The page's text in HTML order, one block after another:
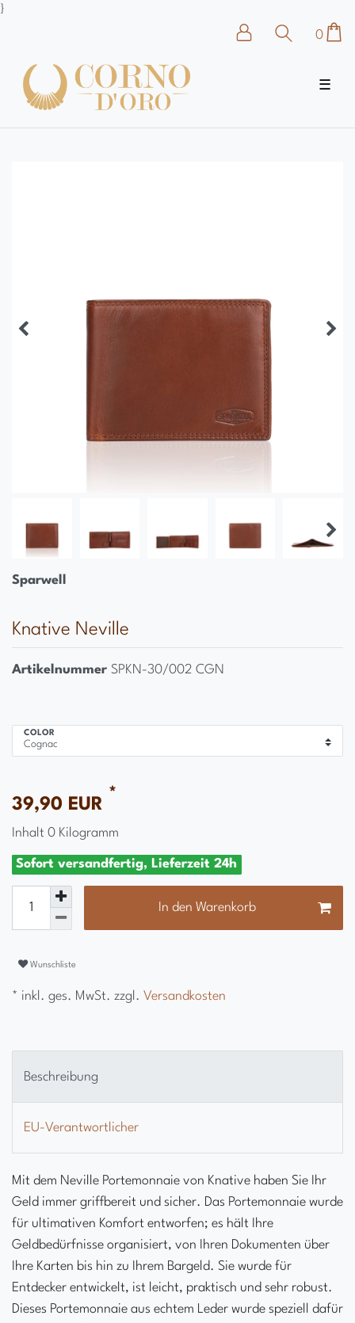
}
0
☰
Sparwell
Knative Neville
Artikelnummer SPKN-30/002 CGN
COLOR
39,90 EUR
*
Inhalt 0 Kilogramm
Sofort versandfertig, Lieferzeit 24h
In den Warenkorb
Wunschliste
* inkl. ges. MwSt. zzgl. Versandkosten
Beschreibung
EU-Verantwortlicher
Mit dem Neville Portemonnaie von Knative haben Sie Ihr
Geld immer griffbereit und sicher. Das Portemonnaie wurde
für ultimativen Komfort entworfen; es hält Ihre
Geldbedürfnisse organisiert, von Ihren Dokumenten über
Ihre Karten bis hin zu Ihrem Bargeld. Sie wurde für
Entdecker entwickelt, ist leicht, praktisch und sehr robust.
Dieses Portemonnaie aus echtem Leder wurde speziell dafür